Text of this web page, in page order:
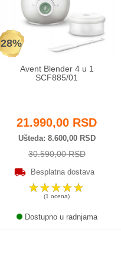
28%
Avent Blender 4 u 1
SCF885/01
21.990,00 RSD
Ušteda 8.600,00 RSD
30.590,00 RSD
Besplatna dostava
☆
☆
☆
☆
☆
(1 ocena)
Dostupno u radnjama